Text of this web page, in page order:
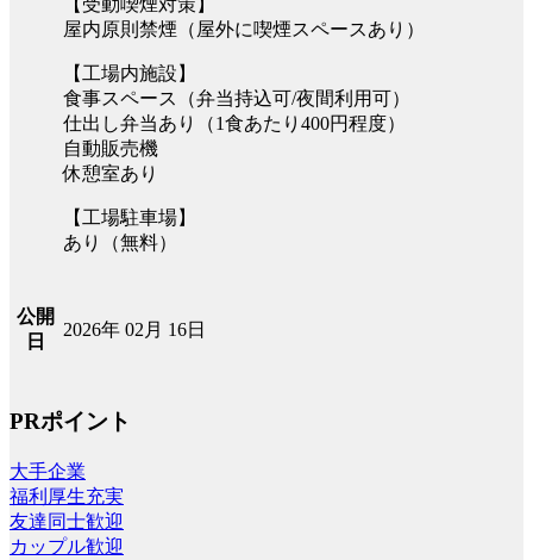
屋内原則禁煙（屋外に喫煙スペースあり）
【工場内施設】
食事スペース（弁当持込可/夜間利用可）
仕出し弁当あり（1食あたり400円程度）
自動販売機
休憩室あり
【工場駐車場】
あり（無料）
公開
日
2026年 02月 16日
PRポイント
大手企業
福利厚生充実
友達同士歓迎
カップル歓迎